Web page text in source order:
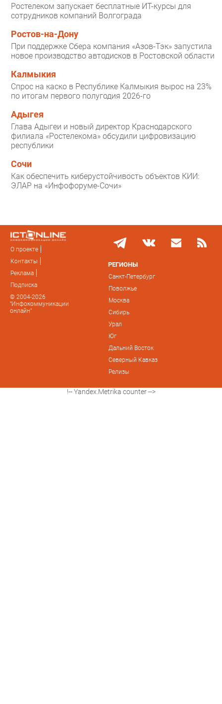
Ростелеком запускает бесплатные ИТ-курсы для
сотрудников компаний Волгограда
Ростов-на-Дону
При поддержке Сбера компания «Азов-Тэк» запустила
новое производство автодисков в Ростовской области
Калмыкия
Спрос на каско в Республике Калмыкия вырос на 23%
по итогам первого полугодия 2026-го
Адыгея
Глава Адыгеи и новый директор Краснодарского
филиала «Ростелекома» обсудили цифровизацию
республики
Сочи
Как обеспечить киберустойчивость объектов КИИ:
ЭЛАР на «Инфофоруме-Сочи»
О проекте
Контакты
Реклама
Подписка
© 2004-2026
"Инфокоммуникации
онлайн"
РЕГИОНЫ
Санкт-Петербург
Поволжье
Москва
Сибирь
Урал
Юг
Дальний Восток
Северный Кавказ
Релизы
!-- Yandex.Metrika counter -->